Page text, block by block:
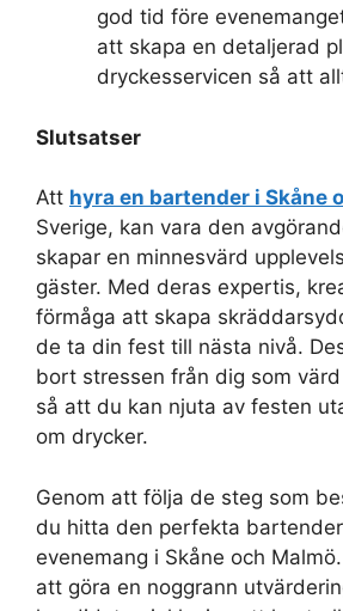
god tid före
att skapa en detaljerad
dryckesservicen så att
Slutsatser
Att hyra en bartender i Skåne
Sverige, kan vara den
skapar en minnesvärd
gäster. Med deras expertis,
förmåga att skapa
de ta din fest till nästa nivå.
bort stressen från dig som
så att du kan njuta av festen
om drycker.
Genom att följa de steg som
du hitta den perfekta
evenemang i Skåne och
att göra en noggrann